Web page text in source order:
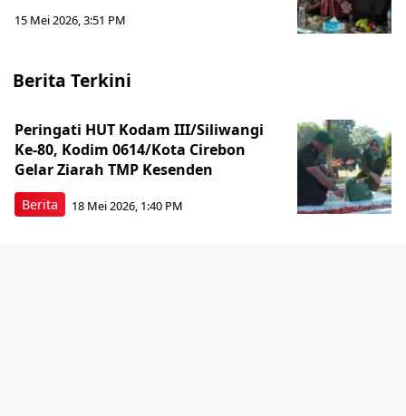
15 Mei 2026, 3:51 PM
Berita Terkini
Berita
Peringati HUT Kodam III/Siliwangi
Ke-80, Kodim 0614/Kota Cirebon
Gelar Ziarah TMP Kesenden
18 Mei 2026, 1:40 PM